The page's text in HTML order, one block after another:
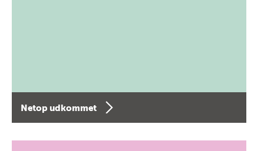
Netop udkommet